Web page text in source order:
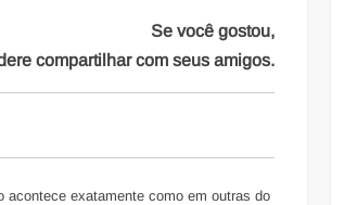
Se você gostou,
compartilhar com seus amigos.
exatamente como em outras do